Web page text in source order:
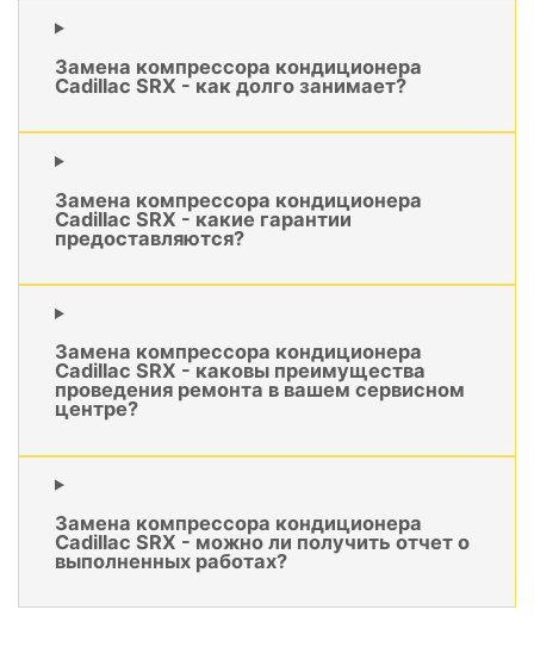
Замена компрессора кондиционера
Cadillac SRX - как долго занимает?
Замена компрессора кондиционера
Cadillac SRX - какие гарантии
предоставляются?
Замена компрессора кондиционера
Cadillac SRX - каковы преимущества
проведения ремонта в вашем сервисном
центре?
Замена компрессора кондиционера
Cadillac SRX - можно ли получить отчет о
выполненных работах?